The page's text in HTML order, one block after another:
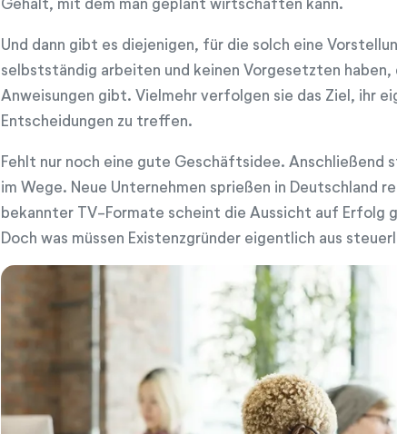
Und dann gibt es diejenigen, für die solch eine
selbstständig arbeiten und keinen Vorgesetzten haben,
Anweisungen gibt. Vielmehr verfolgen sie das Ziel, ihr
Entscheidungen zu treffen.
Fehlt nur noch eine gute Geschäftsidee. Anschließend
im Wege. Neue Unternehmen sprießen in Deutschland
bekannter TV-Formate scheint die Aussicht auf Erfolg
Doch was müssen Existenzgründer eigentlich aus